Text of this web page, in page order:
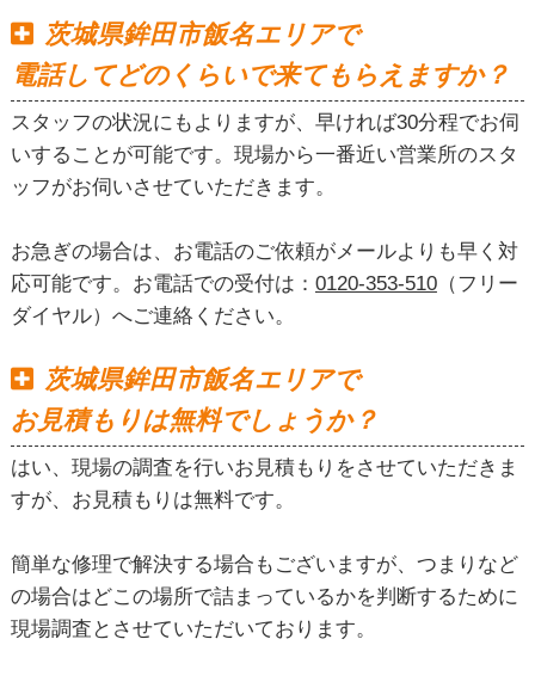
茨城県鉾田市飯名エリアで
電話してどのくらいで来てもらえますか？
スタッフの状況にもよりますが、早ければ30分程でお伺
いすることが可能です。現場から一番近い営業所のスタ
ッフがお伺いさせていただきます。
お急ぎの場合は、お電話のご依頼がメールよりも早く対
応可能です。お電話での受付は： 0120-353-510（フリー
ダイヤル）へご連絡ください。
茨城県鉾田市飯名エリアで
お見積もりは無料でしょうか？
はい、現場の調査を行いお見積もりをさせていただきま
すが、お見積もりは無料です。
簡単な修理で解決する場合もございますが、つまりなど
の場合はどこの場所で詰まっているかを判断するために
現場調査とさせていただいております。